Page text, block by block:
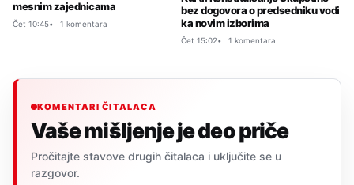
mesnim zajednicama
Čet 10:45 1 komentara
bez dogovora o predsedniku vodi
ka novim izborima
Čet 15:02 1 komentara
KOMENTARI ČITALACA
Vaše mišljenje je deo priče
Pročitajte stavove drugih čitalaca i uključite se u
razgovor.